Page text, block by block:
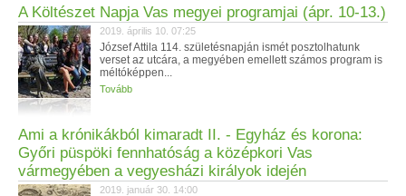
A Költészet Napja Vas megyei programjai (ápr. 10-13.)
2019. április 10. 07:25
József Attila 114. születésnapján ismét posztolhatunk
verset az utcára, a megyében emellett számos program is
méltóképpen...
Tovább
Ami a krónikákból kimaradt II. - Egyház és korona:
Győri püspöki fennhatóság a középkori Vas
vármegyében a vegyesházi királyok idején
2019. január 30. 14:00